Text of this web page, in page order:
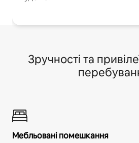
Зручності та
Мебльовані помешкання